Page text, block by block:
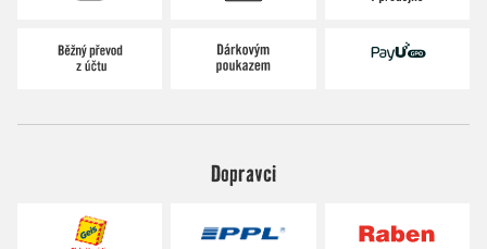
Dopravci